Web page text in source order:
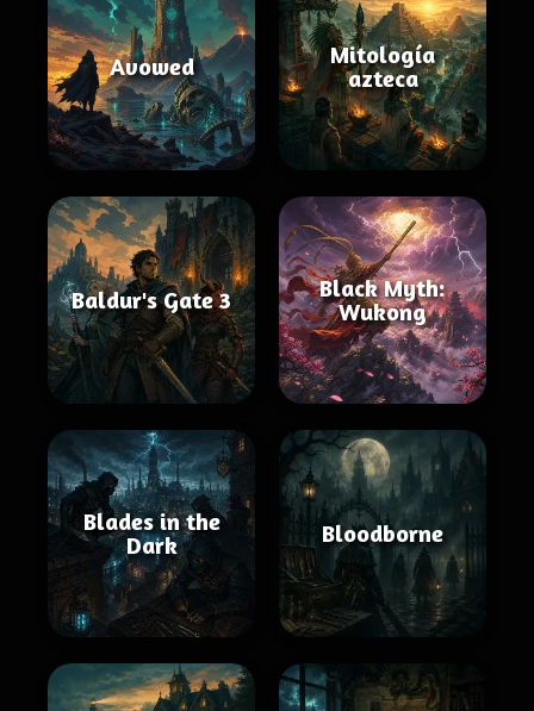
Avowed
Mitología
azteca
Baldur's Gate 3
Black Myth:
Wukong
Blades in the
Dark
Bloodborne